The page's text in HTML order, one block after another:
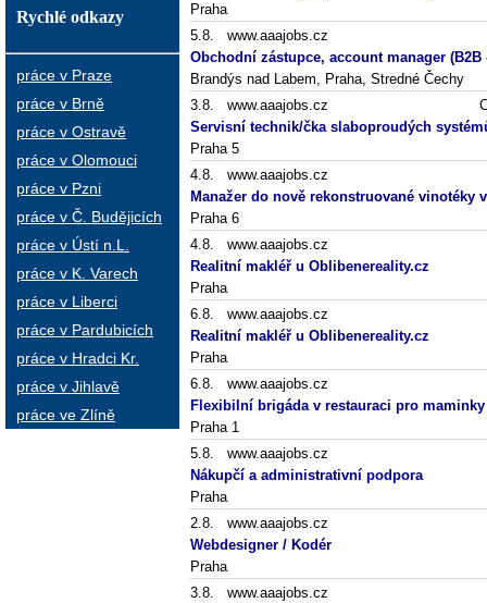
Rychlé odkazy
práce v Praze
práce v Brně
práce v Ostravě
práce v Olomouci
práce v Pzni
práce v Č. Budějicích
práce v Ústí n.L.
práce v K. Varech
práce v Liberci
práce v Pardubicích
práce v Hradci Kr.
práce v Jihlavě
práce ve Zlíně
Praha
5.8. www.aaajobs.cz
Obchodní zástupce, account manager (B2B
Brandýs nad Labem, Praha, Stredné Čechy
3.8. www.aaajobs.cz
Servisní technik/čka slaboproudých
Praha 5
4.8. www.aaajobs.cz
Manažer do nově rekonstruované vinotéky
Praha 6
4.8. www.aaajobs.cz
Realitní makléř u Oblibenereality.cz
Praha
6.8. www.aaajobs.cz
Realitní makléř u Oblibenereality.cz
Praha
6.8. www.aaajobs.cz
Flexibilní brigáda v restauraci pro
Praha 1
5.8. www.aaajobs.cz
Nákupčí a administrativní podpora
Praha
2.8. www.aaajobs.cz
Webdesigner / Kodér
Praha
3.8. www.aaajobs.cz